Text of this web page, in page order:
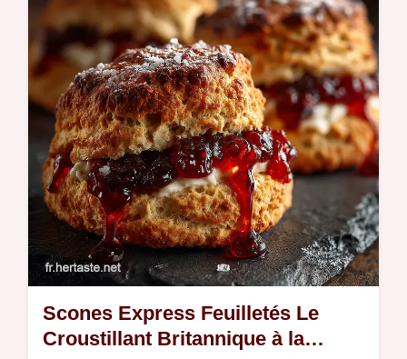
pour un brunch gourmand Découvrez nos
astuces pour un pain perdu parfait
Scones Express Feuilletés Le
Croustillant Britannique à la